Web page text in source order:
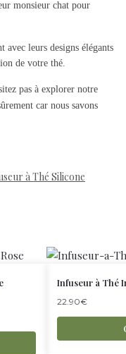
monsieur chat pour
avec leurs designs élégants
de votre thé.
pas à explorer notre
car nous savons
à Thé Silicone
Infuseur à Thé
22.90€